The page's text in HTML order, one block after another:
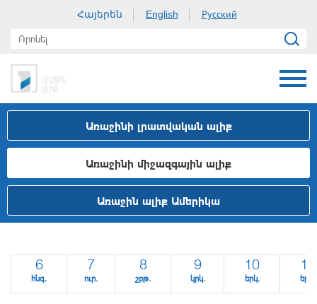
Հայերեն English Русский
Առաջինի լրատվական ալիք
Առաջինի միջազգային ալիք
Առաջին ալիք Ամերիկա
6
հնգ.
7
ուր.
8
շբթ.
9
կրկ.
10
երկ.
11
երք.